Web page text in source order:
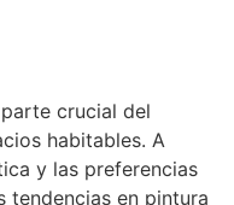
crucial del
habitables. A
y las preferencias
tendencias en pintura